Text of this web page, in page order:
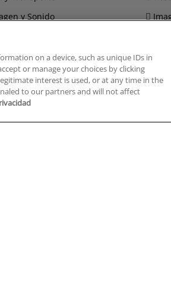
y Sonido
Cursos en Castellón
Cursos en Cáceres
on a device, such as unique IDs in
or manage your choices by clicking
interest is used, or at any time in the
to our partners and will not affect